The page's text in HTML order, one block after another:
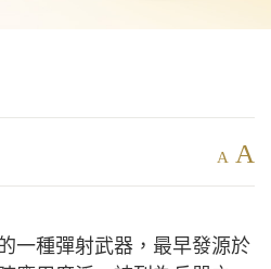
A A
一種彈射武器，最早發源於